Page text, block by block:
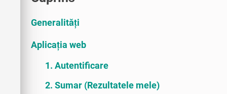
Generalități
Aplicația web
1. Autentificare
2. Sumar (Rezultatele mele)